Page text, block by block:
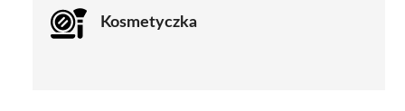
Kosmetyczka